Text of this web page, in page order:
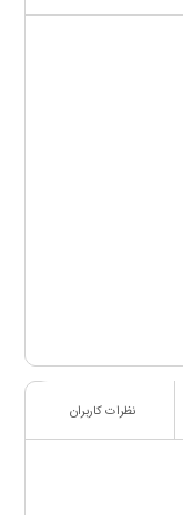
نظرات کاربران